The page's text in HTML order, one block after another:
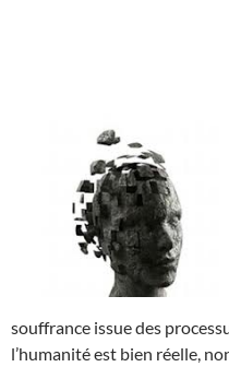
souffrance issue des
l’humanité est bien réelle,